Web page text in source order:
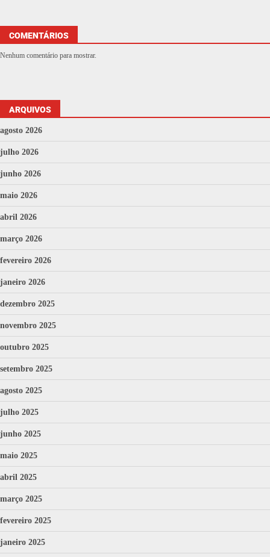
COMENTÁRIOS
Nenhum comentário para mostrar.
ARQUIVOS
agosto 2026
julho 2026
junho 2026
maio 2026
abril 2026
março 2026
fevereiro 2026
janeiro 2026
dezembro 2025
novembro 2025
outubro 2025
setembro 2025
agosto 2025
julho 2025
junho 2025
maio 2025
abril 2025
março 2025
fevereiro 2025
janeiro 2025